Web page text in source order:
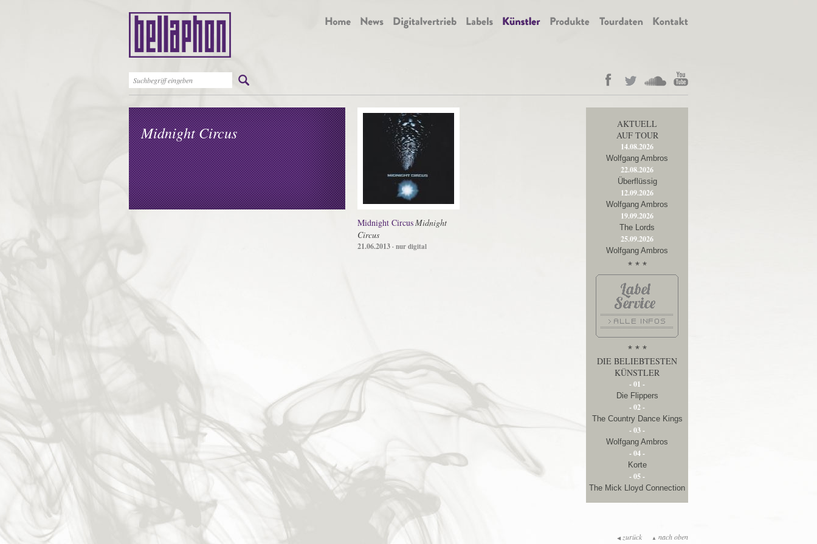
Midnight Circus
Midnight CircusMidnight
Circus
21.06.2013· nur digital
AKTUELL
AUF TOUR
14.08.2026
Wolfgang Ambros
22.08.2026
Überflüssig
12.09.2026
Wolfgang Ambros
19.09.2026
The Lords
25.09.2026
Wolfgang Ambros
* * *
* * *
DIE BELIEBTESTEN
KÜNSTLER
- 01 -
Die Flippers
- 02 -
The Country Dance Kings
- 03 -
Wolfgang Ambros
- 04 -
Korte
- 05 -
The Mick Lloyd Connection
◀ zurück ▲ nach oben